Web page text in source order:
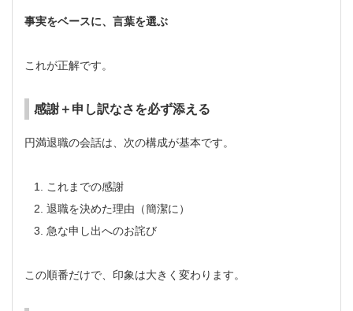
事実をベースに、言葉を選ぶ
これが正解です。
感謝＋申し訳なさを必ず添える
円満退職の会話は、次の構成が基本です。
これまでの感謝
退職を決めた理由（簡潔に）
急な申し出へのお詫び
この順番だけで、印象は大きく変わります。